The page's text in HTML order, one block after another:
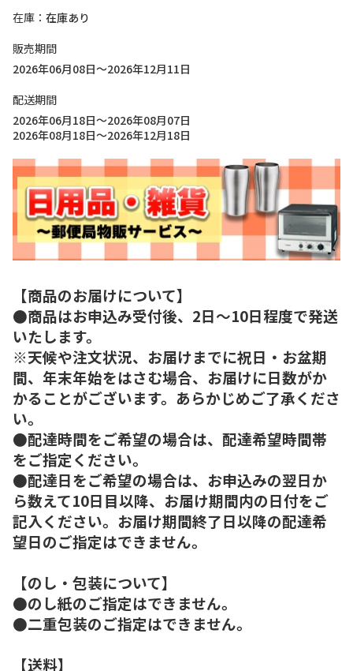
在庫
在庫あり
販売期間
2026年06月08日～2026年12月11日
配送期間
2026年06月18日～2026年08月07日
2026年08月18日～2026年12月18日
【商品のお届けについて】
●商品はお申込み受付後、2日～10日程度で発送
いたします。
※天候や注文状況、お届けまでに祝日・お盆期
間、年末年始をはさむ場合、お届けに日数がか
かることがございます。あらかじめご了承くださ
い。
●配達時間をご希望の場合は、配達希望時間帯
をご指定ください。
●配達日をご希望の場合は、お申込みの翌日か
ら数えて10日目以降、お届け期間内の日付をご
記入ください。お届け期間終了日以降の配達希
望日のご指定はできません。
【のし・包装について】
●のし紙のご指定はできません。
●二重包装のご指定はできません。
【送料】